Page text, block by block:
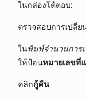
ในกล่องโต้ตอบ:
ตรวจสอบการเปลี่ย
ในพิมพ์จำนวนการ
ให้ป้อนหมายเลขที่
คลิกกู้คืน